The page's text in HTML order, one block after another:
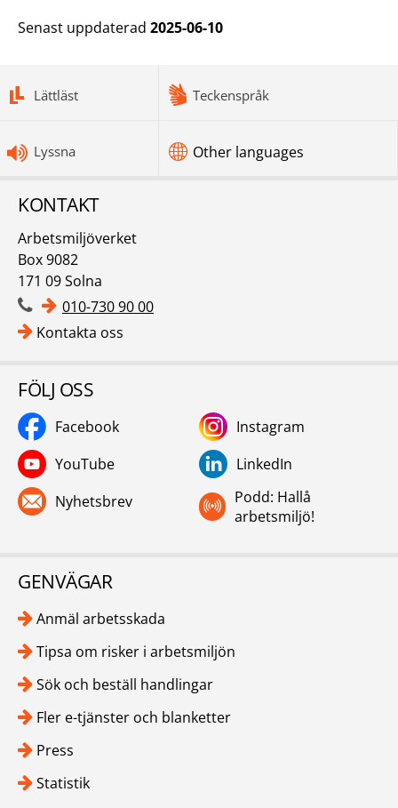
Senast uppdaterad 2025-06-10
Lättläst Teckenspråk
Lyssna Other languages
KONTAKT
Arbetsmiljöverket
Box 9082
171 09 Solna
010-730 90 00
Kontakta oss
FÖLJ OSS
Facebook
Instagram
YouTube
LinkedIn
Nyhetsbrev
Podd: Hallå
arbetsmiljö!
GENVÄGAR
Anmäl arbetsskada
Tipsa om risker i arbetsmiljön
Sök och beställ handlingar
Fler e-tjänster och blanketter
Press
Statistik